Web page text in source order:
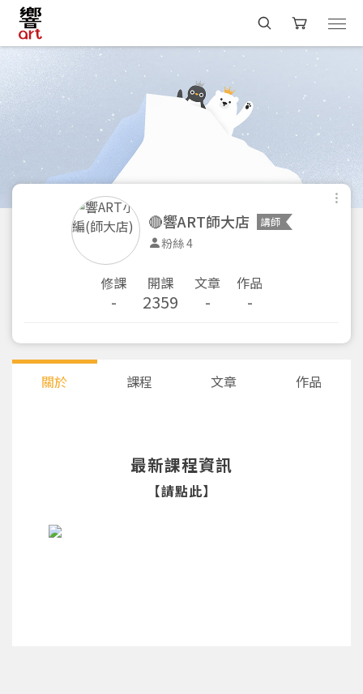
🔴響ART師大店 講師
粉絲 4
修課
-
開課
2359
文章
-
作品
-
關於 課程 文章 作品
最新課程資訊
【請點此】